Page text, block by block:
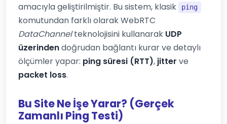
amacıyla geliştirilmiştir. Bu sistem, klasik
ping
komutundan farklı olarak WebRTC
DataChannelteknolojisini kullanarak UDP
üzerindendoğrudan bağlantı kurar ve detaylı
ölçümler yapar: ping süresi (RTT), jitter ve
packet loss.
Bu Site Ne İşe Yarar? (Gerçek
Zamanlı Ping Testi)